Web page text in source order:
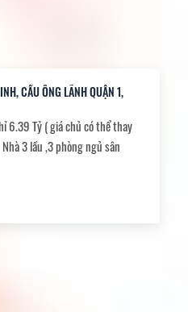
CẦU ÔNG LÃNH QUẬN 1,
6.39 Tỷ ( giá chủ có thể thay
3 lầu ,3 phòng ngủ sân